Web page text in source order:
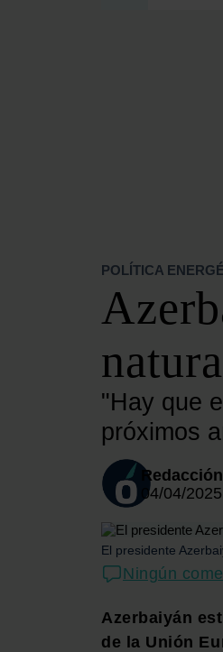
TOP 10
TECH
POLÍTICA
"Hay que
próximos
Redacción
04/04/2025
El presidente
Ningún
Azerbaiyán
de la Unión